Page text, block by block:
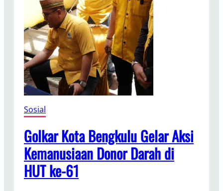
j
u
d
P
e
n
g
h
m
a
t
a
n
r
K
o
t
a
T
u
r
B
e
r
d
u
Sosial
Golkar Kota Bengkulu Gelar Aksi
Kemanusiaan Donor Darah di
HUT ke-61